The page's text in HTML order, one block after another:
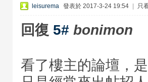
leisurema 發表於 2017-3-24 19:54 只
回復 5# bonimon
看了樓主的論壇，